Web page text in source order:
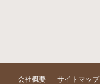
会社概要 サイトマップ